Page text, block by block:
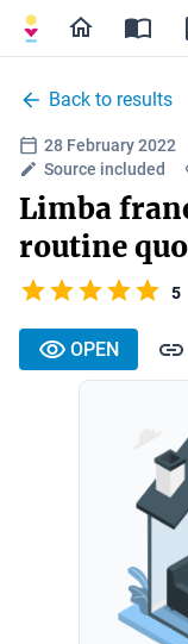
Back to results
28 February 2022
Source included
Limba
routine
5
OPEN